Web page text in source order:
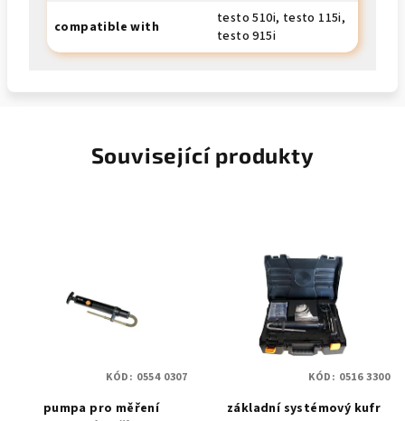
compatible with
testo 510i, testo 115i,
testo 915i
Související produkty
pumpa pro měření
KÓD: 0554 0307
základní systémový kufr
KÓD: 0516 3300